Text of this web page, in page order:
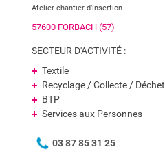
Atelier chantier d’insertion
57600 FORBACH (57)
SECTEUR D'ACTIVITÉ :
Textile
Recyclage / Collecte / Déchet
BTP
Services aux Personnes
03 87 85 31 25